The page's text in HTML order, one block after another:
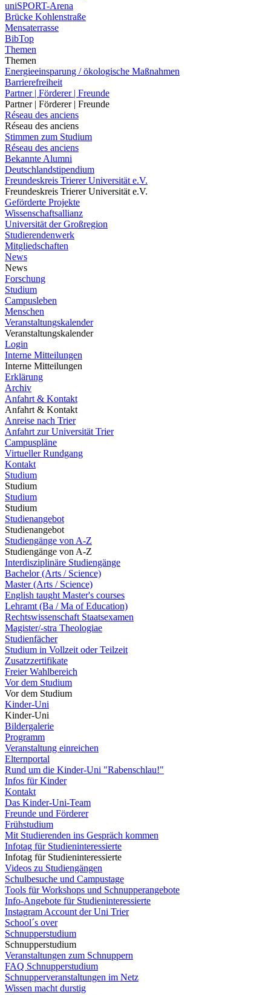
uniSPORT-Arena
Brücke Kohlenstraße
Mensaterrasse
BibTop
Themen
Themen
Energieeinsparung / ökologische Maßnahmen
Barrierefreiheit
Partner | Förderer | Freunde
Partner | Förderer | Freunde
Réseau des anciens
Réseau des anciens
Stimmen zum Studium
Réseau des anciens
Bekannte Alumni
Deutschlandstipendium
Freundeskreis Trierer Universität e.V.
Freundeskreis Trierer Universität e.V.
Geförderte Projekte
Wissenschaftsallianz
Universität der Großregion
Studierendenwerk
Mitgliedschaften
News
News
Forschung
Studium
Campusleben
Menschen
Veranstaltungskalender
Veranstaltungskalender
Login
Interne Mitteilungen
Interne Mitteilungen
Erklärung
Archiv
Anfahrt & Kontakt
Anfahrt & Kontakt
Anreise nach Trier
Anfahrt zur Universität Trier
Campuspläne
Virtueller Rundgang
Kontakt
Studium
Studium
Studium
Studium
Studienangebot
Studienangebot
Studiengänge von A-Z
Studiengänge von A-Z
Interdisziplinäre Studiengänge
Bachelor (Arts / Science)
Master (Arts / Science)
English taught Master's courses
Lehramt (Ba / Ma of Education)
Rechtswissenschaft Staatsexamen
Magister/-stra Theologiae
Studienfächer
Studium in Vollzeit oder Teilzeit
Zusatzzertifikate
Freier Wahlbereich
Vor dem Studium
Vor dem Studium
Kinder-Uni
Kinder-Uni
Bildergalerie
Programm
Veranstaltung einreichen
Elternportal
Rund um die Kinder-Uni "Rabenschlau!"
Infos für Kinder
Kontakt
Das Kinder-Uni-Team
Freunde und Förderer
Frühstudium
Mit Studierenden ins Gespräch kommen
Infotag für Studieninteressierte
Infotag für Studieninteressierte
Videos zu Studiengängen
Schulbesuche und Campustage
Tools für Workshops und Schnupperangebote
Info-Angebote für Studieninteressierte
Instagram Account der Uni Trier
School´s over
Schnupperstudium
Schnupperstudium
Veranstaltungen zum Schnuppern
FAQ Schnupperstudium
Schnupperveranstaltungen im Netz
Wissen macht durstig